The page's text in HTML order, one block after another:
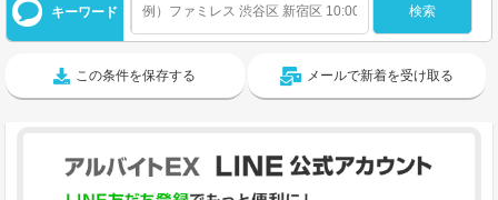
キーワード
この条件を保存する メールで新着を受け取る